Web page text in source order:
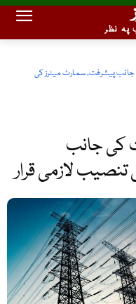
نظر
پیشرفت، سمارٹ میٹرز کی
کی جانب
لازمی قرار